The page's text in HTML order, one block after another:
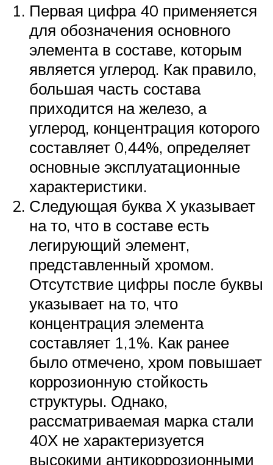
Первая цифра 40 применяется
для обозначения основного
элемента в составе, которым
является углерод. Как правило,
большая часть состава
приходится на железо, а
углерод, концентрация которого
составляет 0,44%, определяет
основные эксплуатационные
характеристики.
Следующая буква Х указывает
на то, что в составе есть
легирующий элемент,
представленный хромом.
Отсутствие цифры после буквы
указывает на то, что
концентрация элемента
составляет 1,1%. Как ранее
было отмечено, хром повышает
коррозионную стойкость
структуры. Однако,
рассматриваемая марка стали
40Х не характеризуется
высокими антикоррозионными